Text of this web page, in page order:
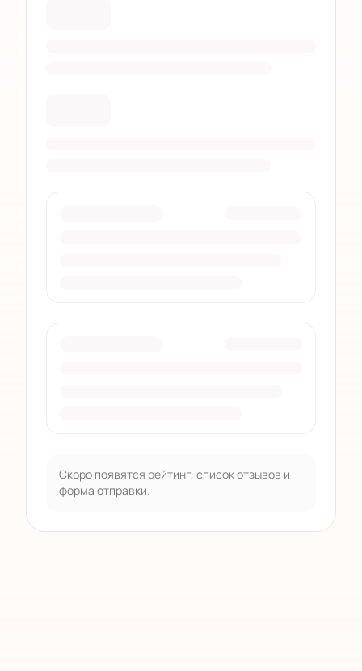
Скоро появятся рейтинг, список отзывов и
форма отправки.